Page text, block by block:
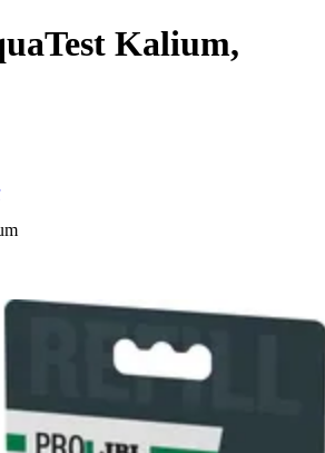
Kalium,